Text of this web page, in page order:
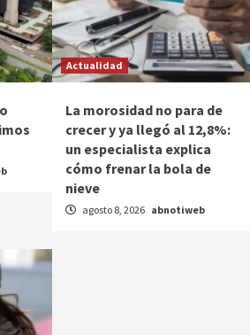
Actualidad
La morosidad no para de
crecer y ya llegó al 12,8%:
un especialista explica
cómo frenar la bola de
nieve
agosto 8, 2026 abnotiweb